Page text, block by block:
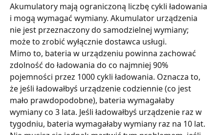
Akumulatory mają ograniczoną liczbę cykli ładowania
i mogą wymagać wymiany. Akumulator urządzenia
nie jest przeznaczony do samodzielnej wymiany;
może to zrobić wyłącznie dostawca usługi.
Mimo to, bateria w urządzeniu powinna zachować
zdolność do ładowania do co najmniej 90%
pojemności przez 1000 cykli ładowania. Oznacza to,
że jeśli ładowałbyś urządzenie codziennie (co jest
mało prawdopodobne), bateria wymagałaby
wymiany co 3 lata. Jeśli ładowałbyś urządzenie raz w
tygodniu, bateria wymagałaby wymiany raz na 10 lat.